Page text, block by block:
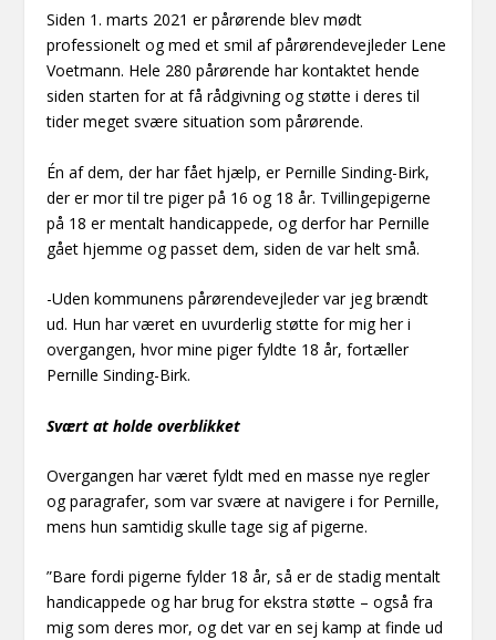
Siden 1. marts 2021 er pårørende blev mødt
professionelt og med et smil af pårørendevejleder Lene
Voetmann. Hele 280 pårørende har kontaktet hende
siden starten for at få rådgivning og støtte i deres til
tider meget svære situation som pårørende.
Én af dem, der har fået hjælp, er Pernille Sinding-Birk,
der er mor til tre piger på 16 og 18 år. Tvillingepigerne
på 18 er mentalt handicappede, og derfor har Pernille
gået hjemme og passet dem, siden de var helt små.
-Uden kommunens pårørendevejleder var jeg brændt
ud. Hun har været en uvurderlig støtte for mig her i
overgangen, hvor mine piger fyldte 18 år, fortæller
Pernille Sinding-Birk.
Svært at holde overblikket
Overgangen har været fyldt med en masse nye regler
og paragrafer, som var svære at navigere i for Pernille,
mens hun samtidig skulle tage sig af pigerne.
”Bare fordi pigerne fylder 18 år, så er de stadig mentalt
handicappede og har brug for ekstra støtte – også fra
mig som deres mor, og det var en sej kamp at finde ud